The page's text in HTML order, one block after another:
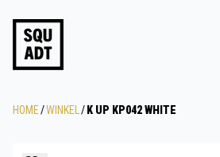
HOME/WINKEL / K UP KP042 WHITE